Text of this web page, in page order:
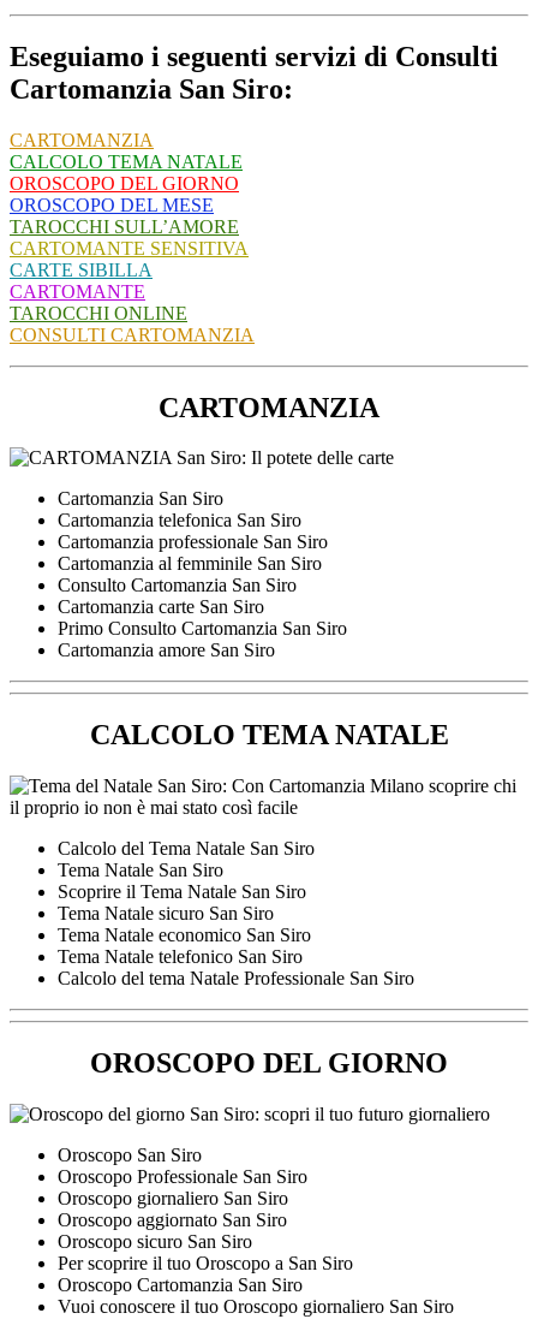
Eseguiamo i seguenti servizi di Consulti
Cartomanzia San Siro:
CARTOMANZIA
CALCOLO TEMA NATALE
OROSCOPO DEL GIORNO
OROSCOPO DEL MESE
TAROCCHI SULL’AMORE
CARTOMANTE SENSITIVA
CARTE SIBILLA
CARTOMANTE
TAROCCHI ONLINE
CONSULTI CARTOMANZIA
CARTOMANZIA
Cartomanzia San Siro
Cartomanzia telefonica San Siro
Cartomanzia professionale San Siro
Cartomanzia al femminile San Siro
Consulto Cartomanzia San Siro
Cartomanzia carte San Siro
Primo Consulto Cartomanzia San Siro
Cartomanzia amore San Siro
CALCOLO TEMA NATALE
Calcolo del Tema Natale San Siro
Tema Natale San Siro
Scoprire il Tema Natale San Siro
Tema Natale sicuro San Siro
Tema Natale economico San Siro
Tema Natale telefonico San Siro
Calcolo del tema Natale Professionale San Siro
OROSCOPO DEL GIORNO
Oroscopo San Siro
Oroscopo Professionale San Siro
Oroscopo giornaliero San Siro
Oroscopo aggiornato San Siro
Oroscopo sicuro San Siro
Per scoprire il tuo Oroscopo a San Siro
Oroscopo Cartomanzia San Siro
Vuoi conoscere il tuo Oroscopo giornaliero San Siro